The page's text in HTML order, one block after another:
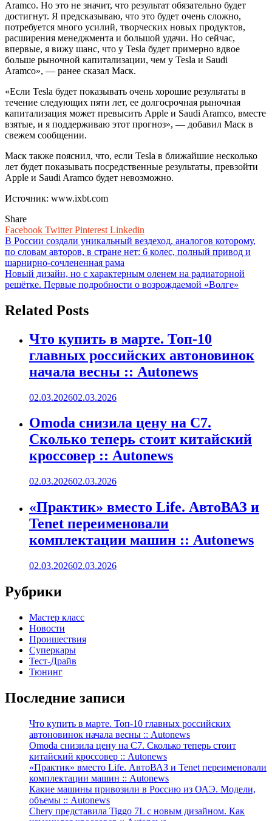
Aramco. Но это не значит, что результат обязательно будет
достигнут. Я предсказываю, что это будет очень сложно,
потребуется много усилий, творческих новых продуктов,
расширения менеджмента и большой удачи. Но сейчас,
впервые, я вижу шанс, что у Tesla будет примерно вдвое
больше рыночной капитализации, чем у Tesla и Saudi
Aramco», — ранее сказал Маск.
«Если Tesla будет показывать очень хорошие результаты в
течение следующих пяти лет, ее долгосрочная рыночная
капитализация может превысить Apple и Saudi Aramco, вместе
взятые, и я поддерживаю этот прогноз», — добавил Маск в
свежем сообщении.
Маск также пояснил, что, если Tesla в ближайшие несколько
лет будет показывать посредственные результаты, превзойти
Apple и Saudi Aramco будет невозможно.
Источник: www.ixbt.com
Share
Facebook TwitterPinterest Linkedin
Навигация
по
записям
В России создали уникальный вездеход, аналогов которому,
по словам авторов, в стране нет: 6 колес, полный привод и
шарнирно-сочлененная рама
Новый дизайн, но с характерным оленем на радиаторной
решётке. Первые подробности о возрождаемой «Волге»
Related Posts
Что купить в марте. Топ-10
главных российских автоновинок
начала весны :: Autonews
02.03.202602.03.2026
Omoda снизила цену на C7.
Сколько теперь стоит китайский
кроссовер :: Autonews
02.03.202602.03.2026
«Практик» вместо Life. АвтоВАЗ и
Tenet переименовали
комплектации машин :: Autonews
02.03.202602.03.2026
Рубрики
Мастер класс
Новости
Проишествия
Суперкары
Тест-Драйв
Тюнинг
Последние записи
Что купить в марте. Топ-10 главных российских
автоновинок начала весны :: Autonews
Omoda снизила цену на C7. Сколько теперь стоит
китайский кроссовер :: Autonews
«Практик» вместо Life. АвтоВАЗ и Tenet переименовали
комплектации машин :: Autonews
Какие машины привозили в Россию из ОАЭ. Модели,
объемы :: Autonews
Chery представила Tiggo 7L с новым дизайном. Как